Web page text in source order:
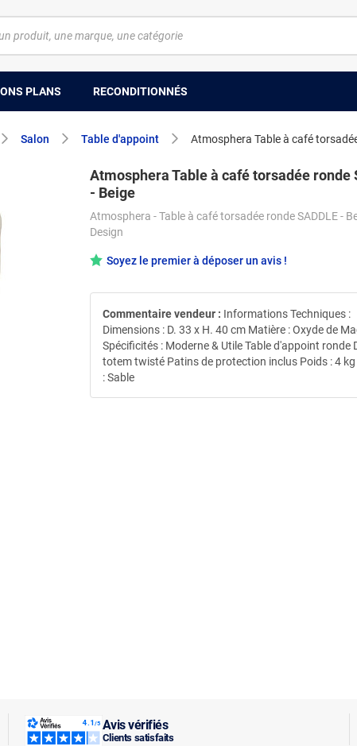
PLANS RECONDITIONNÉS
Salon Table d'appoint Atmosphera Table à café
Avis vérifiés
Clients satisfaits
Atmosphera Table à café torsadée ronde
- Beige
Atmosphera - Table à café torsadée ronde SADDLE -
Design
Soyez le premier à déposer un avis !
Commentaire vendeur : Informations Techniques :
Dimensions : D. 33 x H. 40 cm Matière : Oxyde de
Spécificités : Moderne & Utile Table d'appoint ronde
totem twisté Patins de protection inclus Poids : 4
: Sable